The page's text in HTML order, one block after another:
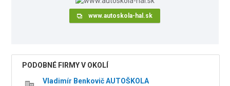
www.autoskola-hal.sk
PODOBNÉ FIRMY V OKOLÍ
Vladimír Benkovič AUTOŠKOLA